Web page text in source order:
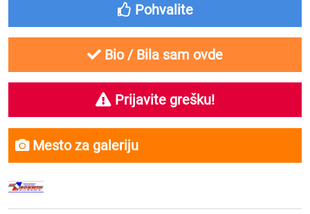
Pohvalite
Bio / Bila sam ovde
Prijavite grešku!
Mesto za galeriju